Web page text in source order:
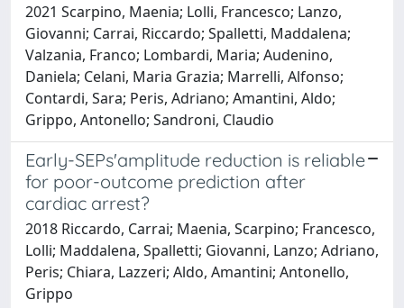
2021 Scarpino, Maenia; Lolli, Francesco; Lanzo,
Giovanni; Carrai, Riccardo; Spalletti, Maddalena;
Valzania, Franco; Lombardi, Maria; Audenino,
Daniela; Celani, Maria Grazia; Marrelli, Alfonso;
Contardi, Sara; Peris, Adriano; Amantini, Aldo;
Grippo, Antonello; Sandroni, Claudio
Early-SEPs'amplitude reduction is reliable
for poor-outcome prediction after
cardiac arrest?
2018 Riccardo, Carrai; Maenia, Scarpino; Francesco,
Lolli; Maddalena, Spalletti; Giovanni, Lanzo; Adriano,
Peris; Chiara, Lazzeri; Aldo, Amantini; Antonello,
Grippo